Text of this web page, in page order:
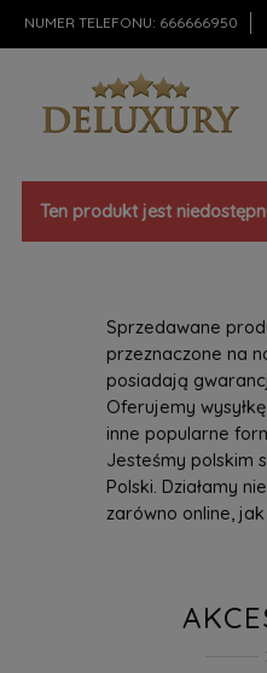
NUMER TELEFONU: 666666950
Ten produkt jest
Sprzedawane
przeznaczone na
posiadają
Oferujemy
inne popularne
Jesteśmy polskim
Polski. Działamy
zarówno online,